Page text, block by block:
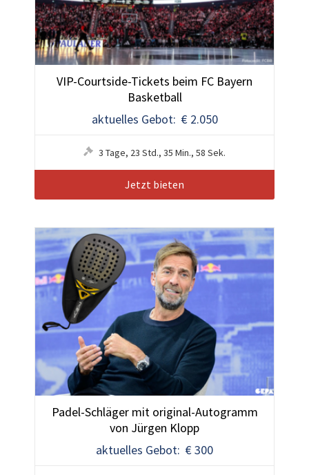
VIP-Courtside-Tickets beim FC Bayern
Basketball
aktuelles Gebot: € 2.050
3 Tage, 23 Std., 35 Min., 55 Sek.
Jetzt bieten
Padel-Schläger mit original-Autogramm
von Jürgen Klopp
aktuelles Gebot: € 300